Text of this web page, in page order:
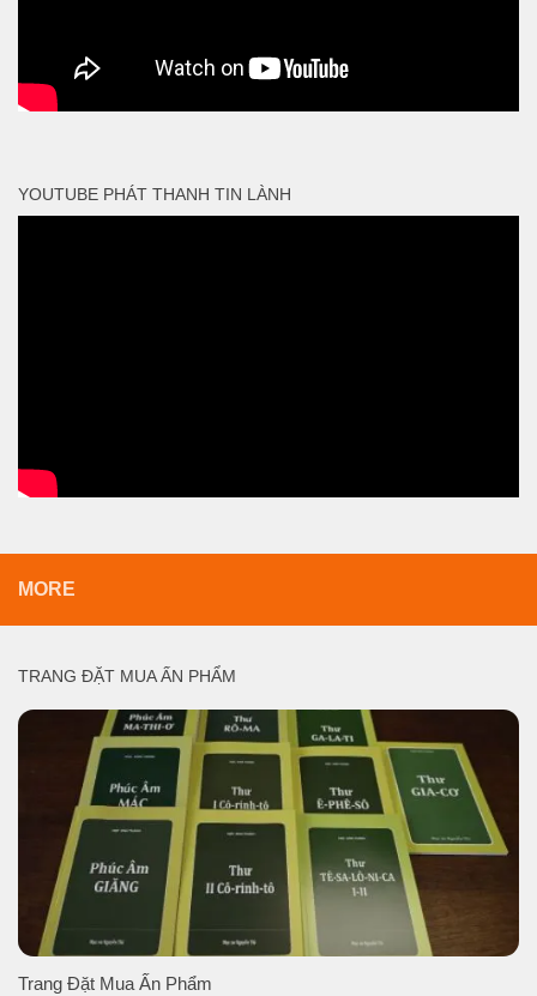
YOUTUBE PHÁT THANH TIN LÀNH
MORE
TRANG ĐẶT MUA ẤN PHẨM
Trang Đặt Mua Ấn Phẩm